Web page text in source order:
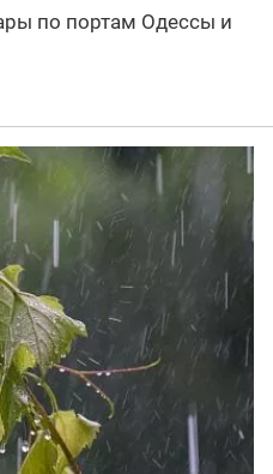
по портам Одессы и